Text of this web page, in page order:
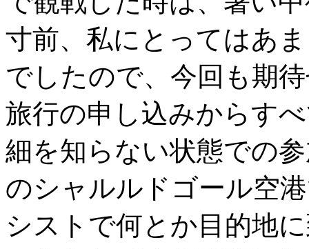
寸前、私にとってはあ
でしたので、今回も期
旅行の申し込みからす
細を知らない状態での
のシャルルドゴール空
シストで何とか目的地